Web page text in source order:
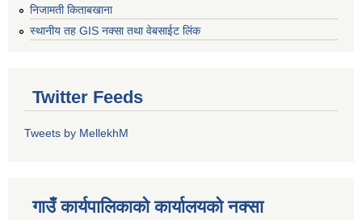
निजामती किताबखाना
स्थानीय तह GIS नक्सा तथा वेबसाईट लिंक
Twitter Feeds
Tweets by MellekhM
गाउँ कार्यपालिकाको कार्यालयको नक्सा